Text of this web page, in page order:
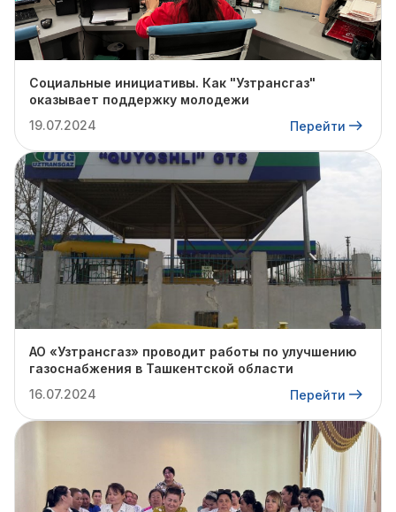
Социальные инициативы. Как "Узтрансгаз"
оказывает поддержку молодежи
19.07.2024
Перейти
АО «Узтрансгаз» проводит работы по улучшению
газоснабжения в Ташкентской области
16.07.2024
Перейти